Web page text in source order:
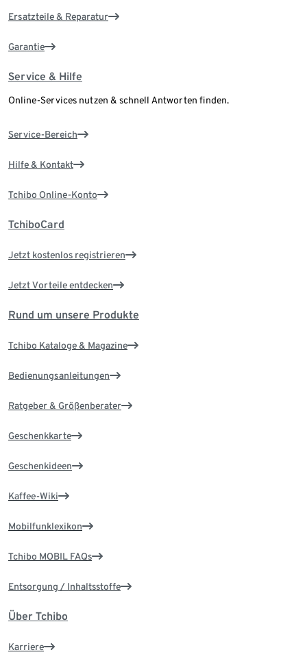
Ersatzteile & Reparatur
Garantie
Service & Hilfe
Online-Services nutzen & schnell Antworten finden.
Service-Bereich
Hilfe & Kontakt
Tchibo Online-Konto
TchiboCard
Jetzt kostenlos registrieren
Jetzt Vorteile entdecken
Rund um unsere Produkte
Tchibo Kataloge & Magazine
Bedienungsanleitungen
Ratgeber & Größenberater
Geschenkkarte
Geschenkideen
Kaffee-Wiki
Mobilfunklexikon
Tchibo MOBIL FAQs
Entsorgung / Inhaltsstoffe
Über Tchibo
Karriere